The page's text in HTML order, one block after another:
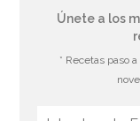
Únete a los
* Recetas paso a